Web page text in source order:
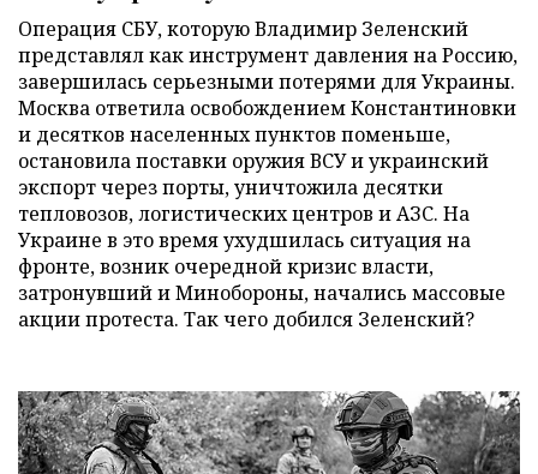
Операция СБУ, которую Владимир Зеленский
представлял как инструмент давления на Россию,
завершилась серьезными потерями для Украины.
Москва ответила освобождением Константиновки
и десятков населенных пунктов поменьше,
остановила поставки оружия ВСУ и украинский
экспорт через порты, уничтожила десятки
тепловозов, логистических центров и АЗС. На
Украине в это время ухудшилась ситуация на
фронте, возник очередной кризис власти,
затронувший и Минобороны, начались массовые
акции протеста. Так чего добился Зеленский?